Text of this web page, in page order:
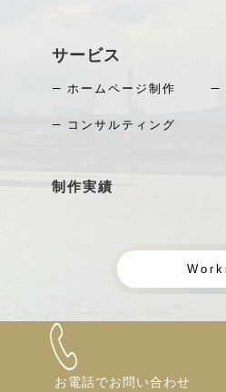
サービス
― ホームページ制作 ―
― コンサルティング
制作実績
お電話でお問い合わせ